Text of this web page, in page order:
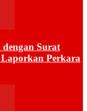
Surat
Laporkan Perkara